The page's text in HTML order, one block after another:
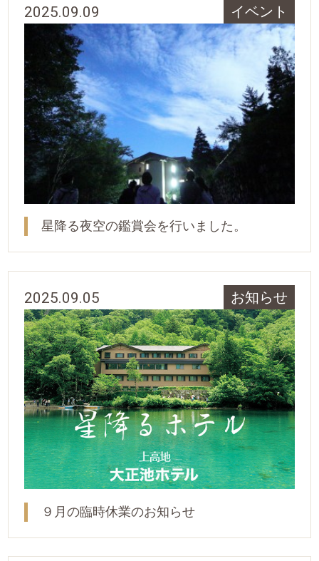
2025.09.09 イベント
星降る夜空の鑑賞会を行いました。
2025.09.05 お知らせ
９月の臨時休業のお知らせ